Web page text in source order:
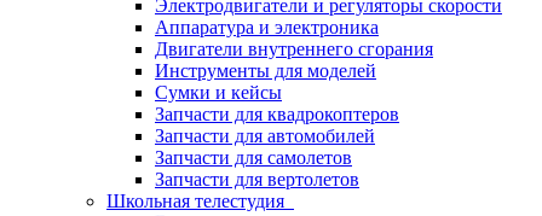
Электродвигатели и регуляторы скорости
Аппаратура и электроника
Двигатели внутреннего сгорания
Инструменты для моделей
Сумки и кейсы
Запчасти для квадрокоптеров
Запчасти для автомобилей
Запчасти для самолетов
Запчасти для вертолетов
Школьная телестудия